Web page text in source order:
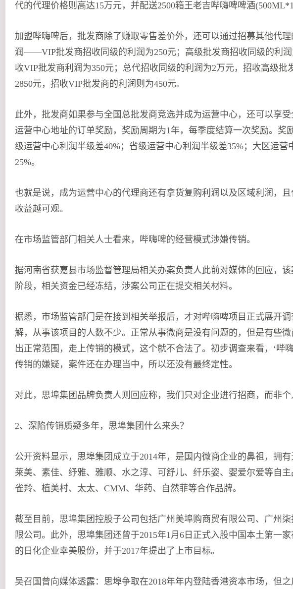
代的代理价格则高达15万元，并配送2500箱王老吉哔嗨啤啤酒
加盟哔嗨啤后，批发商除了赚取零售差价外，还可以通过招募其他代理
润——VIP批发商招收同级的利润为250元；高级批发商招收同级的利润
收VIP批发商利润为350元；总代招收同级的利润为2万元，招收高级批
2850元，招收VIP批发商的利润则为450元。
此外，批发商如果参与全国总批发商竞选并成为运营中心，还可以享受
运营中心地址的订单奖励，奖励周期为1年，每季度结算一次奖励。奖
级运营中心利润半级差40%；省级运营中心利润半级差35%；大区运营
25%。
也就是说，成为运营中心的代理商还有拿货复购利润以及区域利润，
收益越可观。
在市场监管部门相关人士看来，哔嗨啤的经营模式涉嫌传销。
据河南省获嘉县市场监督管理局相关办案负责人此前对媒体的回应，
阶段，相关资金已经冻结，涉案公司正在提交相关材料。
据悉，市场监管部门是在接到相关举报后，才对哔嗨啤项目正式展开
解，从事该项目的人数不少。正常从事微商是没有问题的，但是有些
出正常范围，走上传销的模式，这个就不合法了。初步调查来看，‘哔
传销的嫌疑，案件还在办理当中，所以还没有最终定性。
对此，思埠集团品牌负责人则回应称，我们只对企业进行招商，而非个
2、深陷传销质疑多年，思埠集团什么来头？
公开资料显示，思埠集团成立于2014年，是国内微商企业的鼻祖，拥
莱美、素佳、纾雅、雅顺、水之淳、可舒儿、纤乐姿、婴爱尔爱等自主
雀羚、植美村、太太、CMM、华药、自然菲等合作品牌。
截至目前，思埠集团控股子公司包括广州美埠购商贸有限公司、广州
限公司。此外，思埠集团还曾于2015年1月6日正式入股中国本土第一
的日化企业幸美股份，并于2017年提出了上市目标。
吴召国曾向媒体透露：思埠争取在2018年年内登陆香港资本市场，但